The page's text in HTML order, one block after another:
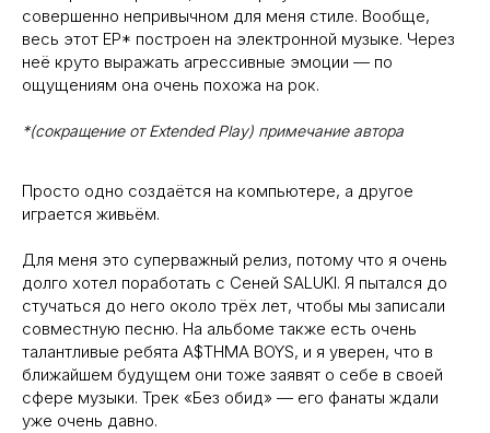
совершенно непривычном для меня стиле. Вообще,
весь этот EP* построен на электронной музыке. Через
неё круто выражать агрессивные эмоции — по
ощущениям она очень похожа на рок.
*(сокращение от Extended Play) примечание автора
Просто одно создаётся на компьютере, а другое
играется живьём.
Для меня это суперважный релиз, потому что я очень
долго хотел поработать с Сеней SALUKI. Я пытался до
стучаться до него около трёх лет, чтобы мы записали
совместную песню. На альбоме также есть очень
талантливые ребята A$THMA BOYS, и я уверен, что в
ближайшем будущем они тоже заявят о себе в своей
сфере музыки. Трек «Без обид» — его фанаты ждали
уже очень давно.